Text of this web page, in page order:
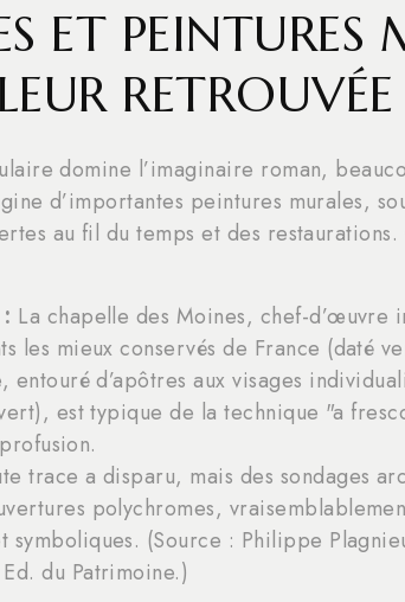
ET PEINTURES
RETROUVÉE
domine l’imaginaire roman,
d’importantes peintures murales,
au fil du temps et des
La chapelle des Moines, chef-d’œuvre
les mieux conservés de France (daté
entouré d’apôtres aux visages
est typique de la technique "a
trace a disparu, mais des sondages
polychromes,
symboliques. (Source : Philippe
du Patrimoine.)